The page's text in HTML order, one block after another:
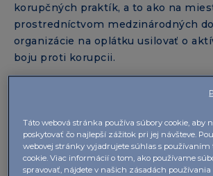
korupčných praktík, a to ako na
prostredníctvom medzinárodných
organizácie na oplátku usilovať o
boju proti korupcii.
„skupina“) zaväzujú pôsobiť vo
geografických oblastiach čestne,
a v súlade s najvyššími
štandardmi.
Táto webová stránka používa súbory cookie, aby
poskytovať čo najlepší zážitok pri jej návšteve.
webovej stránky vyjadrujete súhlas s používaním
cookie. Viac informácií o tom, ako používame
spravovať, nájdete v našich zásadách používania